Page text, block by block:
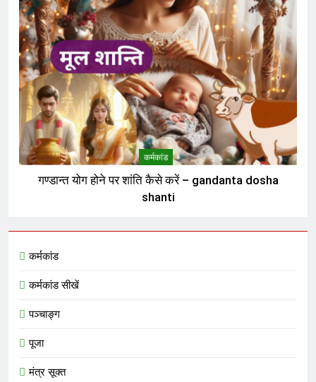
कर्मकांड
गण्डान्त योग होने पर शांति कैसे करें – gandanta dosha
shanti
कर्मकांड
कर्मकांड सीखें
पञ्चाङ्ग
पूजा
मंत्र सूक्त